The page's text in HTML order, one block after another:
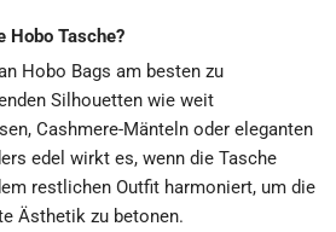
Hobo Tasche?
Hobo Bags am besten zu
Silhouetten wie weit
Cashmere-Mänteln oder eleganten
edel wirkt es, wenn die Tasche
restlichen Outfit harmoniert, um die
Ästhetik zu betonen.